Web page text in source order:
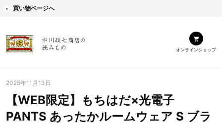
買い物ページへ
オンラインショップ
2025年11月13日
【WEB限定】もちはだ×光電子
PANTS あったかルームウェア S ブラ